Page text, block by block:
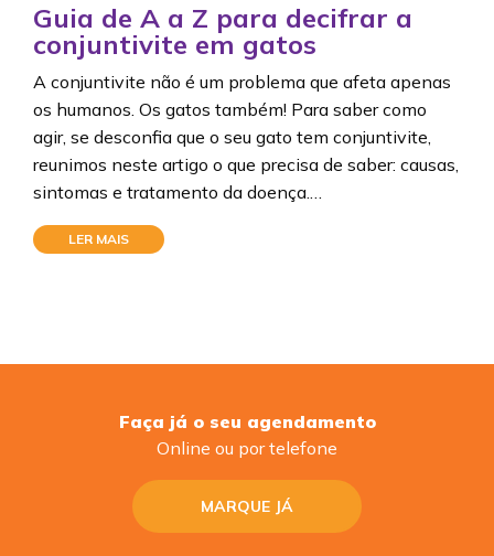
Guia de A a Z para decifrar a
conjuntivite em gatos
A conjuntivite não é um problema que afeta apenas
os humanos. Os gatos também! Para saber como
agir, se desconfia que o seu gato tem conjuntivite,
reunimos neste artigo o que precisa de saber: causas,
sintomas e tratamento da doença.…
LER MAIS
Faça já o seu agendamento
Online ou por telefone
MARQUE JÁ